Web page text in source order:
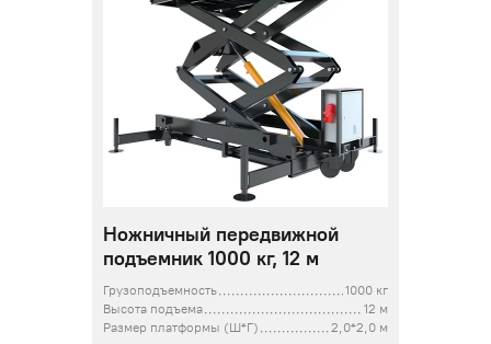
Ножничный передвижной
подъемник 1000 кг, 12 м
Грузоподъемность
1000 кг
Высота подъема
12 м
Размер платформы (Ш*Г)
2,0*2,0 м